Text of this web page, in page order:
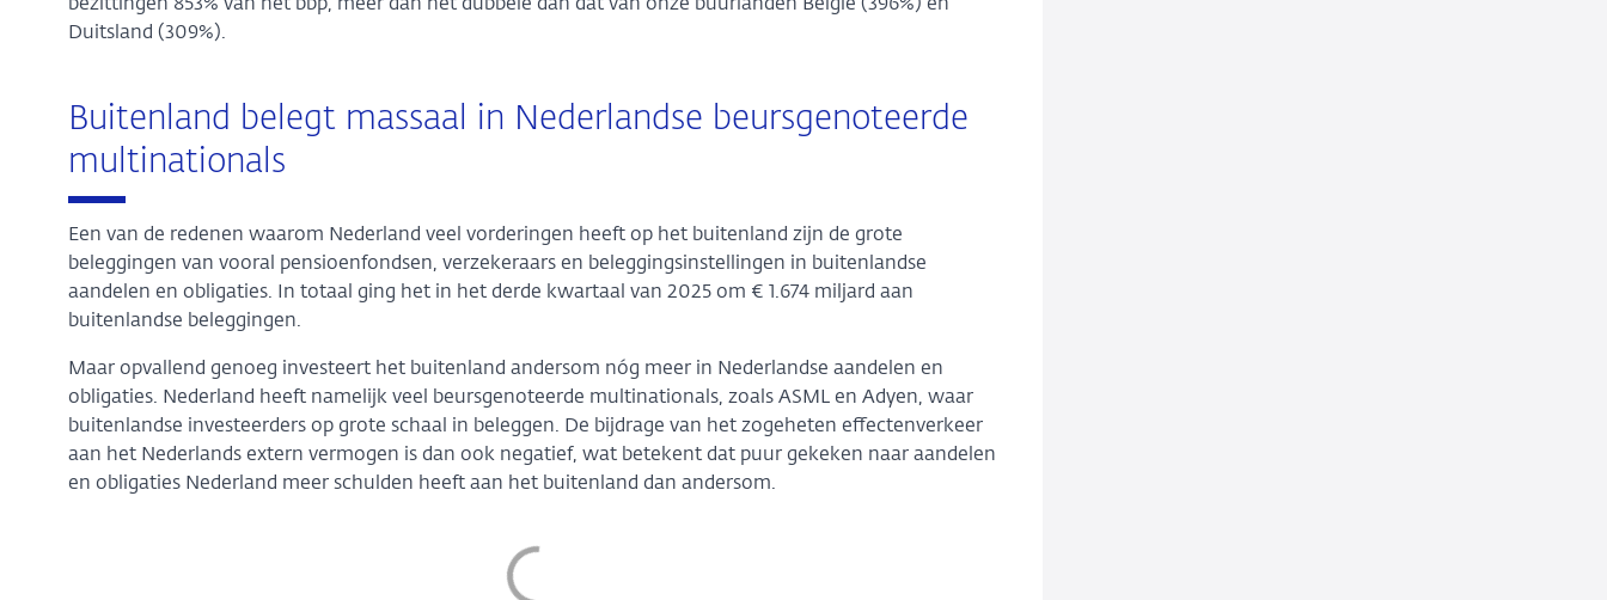
bezittingen 853% van het bbp, meer dan het dubbele dan dat van onze buurlanden België (396%) en
Duitsland (309%).
Buitenland belegt massaal in Nederlandse beursgenoteerde
multinationals
Een van de redenen waarom Nederland veel vorderingen heeft op het buitenland zijn de grote
beleggingen van vooral pensioenfondsen, verzekeraars en beleggingsinstellingen in buitenlandse
aandelen en obligaties. In totaal ging het in het derde kwartaal van 2025 om € 1.674 miljard aan
buitenlandse beleggingen.
Maar opvallend genoeg investeert het buitenland andersom nóg meer in Nederlandse aandelen en
obligaties. Nederland heeft namelijk veel beursgenoteerde multinationals, zoals ASML en Adyen, waar
buitenlandse investeerders op grote schaal in beleggen. De bijdrage van het zogeheten effectenverkeer
aan het Nederlands extern vermogen is dan ook negatief, wat betekent dat puur gekeken naar aandelen
en obligaties Nederland meer schulden heeft aan het buitenland dan andersom.